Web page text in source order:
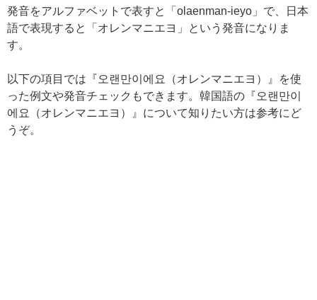
発音をアルファベットで表すと「olaenman-ieyo」で、日本
語で表現すると「オレンマニエヨ」という発音になりま
す。
以下の項目では『오랜만이에요（オレンマニエヨ）』を使
った例文や発音チェックもできます。韓国語の『오랜만이
에요（オレンマニエヨ）』について知りたい方は参考にど
うぞ。